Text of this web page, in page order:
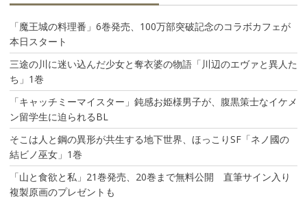
「魔王城の料理番」6巻発売、100万部突破記念のコラボカフェが
本日スタート
三途の川に迷い込んだ少女と奪衣婆の物語「川辺のエヴァと異人た
ち」1巻
「キャッチミーマイスター」鈍感お姫様男子が、腹黒策士なイケメ
ン留学生に迫られるBL
そこは人と鋼の異形が共生する地下世界、ほっこりSF「ネノ國の
結ビノ巫女」1巻
「山と食欲と私」21巻発売、20巻まで無料公開 直筆サイン入り
複製原画のプレゼントも